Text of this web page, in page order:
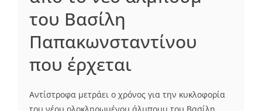
του Βασίλη
Παπακωνσταντίνου
που έρχεται
Αντίστροφα μετράει ο χρόνος για την κυκλοφορία